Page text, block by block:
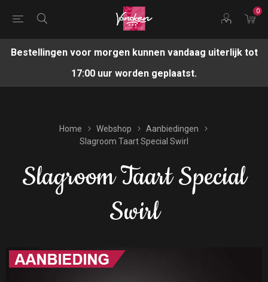
0
Bestellingen voor morgen kunnen vandaag uiterlijk tot
17:00 uur worden geplaatst.
Home Webshop
Aanbiedingen
Slagroom Taart Special Swirl
Slagroom Taart Special
Swirl